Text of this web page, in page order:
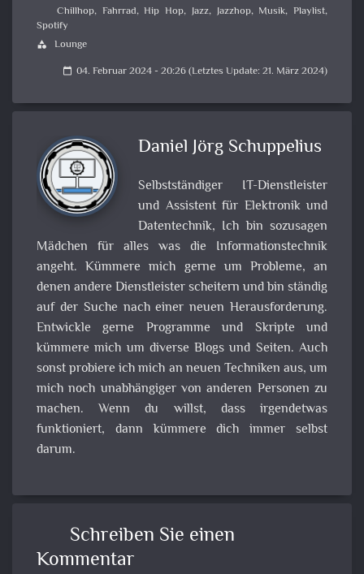
Chillhop, Fahrrad,Hip Hop, Jazz, Jazzhop, Musik,Playlist,
Spotify
category Lounge
calendar_today 04. Februar 2024 - 20:26 (Letztes Update: 21. März 2024)
Daniel Jörg Schuppelius
Selbstständiger IT-Dienstleister
und Assistent für Elektronik und
Datentechnik, Ich bin sozusagen
Mädchen für alles was die Informationstechnik
angeht. Kümmere mich gerne um Probleme, an
denen andere Dienstleister scheitern und bin ständig
auf der Suche nach einer neuen Herausforderung.
Entwickle gerne Programme und Skripte und
kümmere mich um diverse Blogs und Seiten. Auch
sonst probiere ich mich an neuen Techniken aus, um
mich noch unabhängiger von anderen Personen zu
machen. Wenn du willst, dass irgendetwas
funktioniert, dann kümmere dich immer selbst
darum.
Schreiben Sie einen
Kommentar